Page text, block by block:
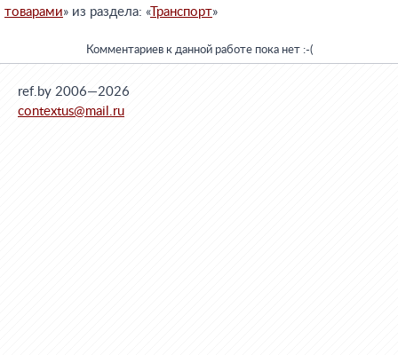
товарами» из раздела: «Транспорт»
Комментариев к данной работе пока нет :-(
ref.by 2006—2026
contextus@mail.ru